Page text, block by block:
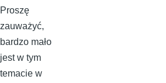
Proszę
zauważyć,
bardzo mało
jest w tym
temacie w